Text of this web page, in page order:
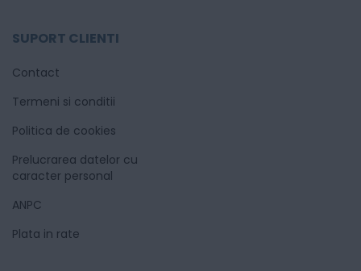
SUPORT CLIENTI
Contact
Termeni si conditii
Politica de cookies
Prelucrarea datelor cu
caracter personal
ANPC
Plata in rate